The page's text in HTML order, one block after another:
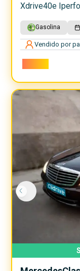
Xdrive40e
Gasolina
Vendido por